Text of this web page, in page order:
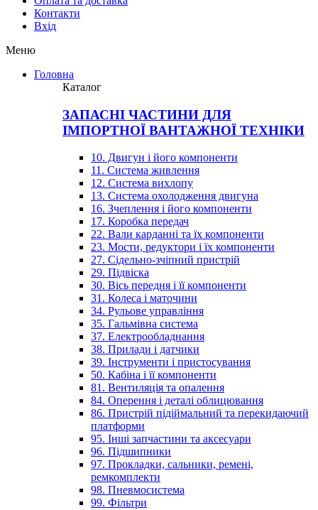
Контакти
Вхiд
Меню
Головна
Каталог
ЗАПАСНІ ЧАСТИНИ ДЛЯ
ІМПОРТНОЇ ВАНТАЖНОЇ ТЕХНІКИ
10. Двигун і його компоненти
11. Система живлення
12. Система вихлопу
13. Система охолодження двигуна
16. Зчеплення і його компоненти
17. Коробка передач
22. Вали карданні та їх компоненти
23. Мости, редуктори і їх компоненти
27. Сідельно-зчіпний пристрій
29. Підвіска
30. Вісь передня і її компоненти
31. Колеса і маточини
34. Рульове управління
35. Гальмівна система
37. Електрообладнання
38. Прилади і датчики
39. Інструменти і пристосування
50. Кабіна і її компоненти
81. Вентиляція та опалення
84. Оперення і деталі облицювання
86. Пристрій підіймальний та перекидаючий
платформи
95. Інші запчастини та аксесуари
96. Підшипники
97. Прокладки, сальники, ремені,
ремкомплекти
98. Пневмосистема
99. Фільтри